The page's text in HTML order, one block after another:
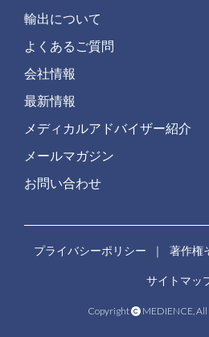
輸出について
よくあるご質問
会社情報
最新情報
メディカルアドバイザー紹介
メールマガジン
お問い合わせ
プライバシーポリシー ｜ 著作権
サイトマッ
Copyright MEDIENCE,